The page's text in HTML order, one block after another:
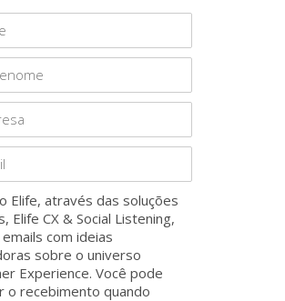
Elife, através das soluções
Elife CX & Social Listening,
com ideias
sobre o universo
Experience. Você pode
o recebimento quando